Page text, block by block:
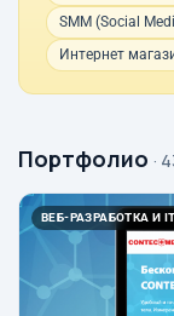
SMM (Social
Интернет
Портфолио ·
ВЕБ-РАЗРАБОТКА И IT